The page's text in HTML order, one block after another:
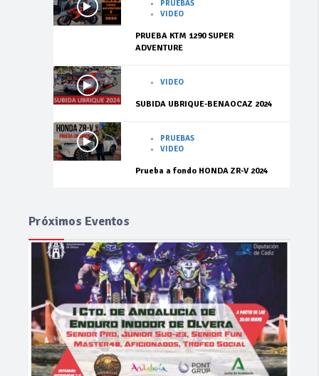
PRUEBAS
VIDEO
PRUEBA KTM 1290 SUPER
ADVENTURE
VIDEO
SUBIDA UBRIQUE-BENAOCAZ 2024
PRUEBAS
VIDEO
Prueba a fondo HONDA ZR-V 2024
Próximos Eventos